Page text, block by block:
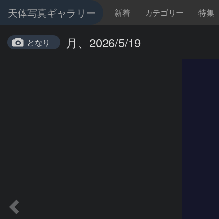
天体写真ギャラリー 新着 カテゴリー 特集
となり 月、2026/5/19